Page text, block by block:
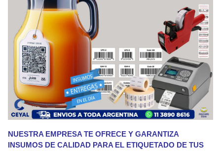
NUESTRA EMPRESA TE OFRECE Y GARANTIZA
INSUMOS DE CALIDAD PARA EL ETIQUETADO DE TUS